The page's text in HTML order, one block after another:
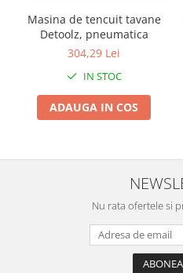
Masini de maturat manuale
Masini batut stalpi
Pirostrii si accesorii pentru gatit
Iluminat & electrice
Prelungitoare & cabluri electrice
Masina de tencuit tavane
Detoolz, pneumatica
304,29 Lei
IN STOC
ADAUGA IN COS
Nu rata ofertele si